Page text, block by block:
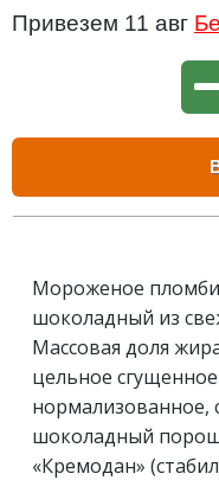
Привезем 11 авг
Мороженое
шоколадный из
Массовая доля
цельное
нормализованное,
шоколадный
«Кремодан»